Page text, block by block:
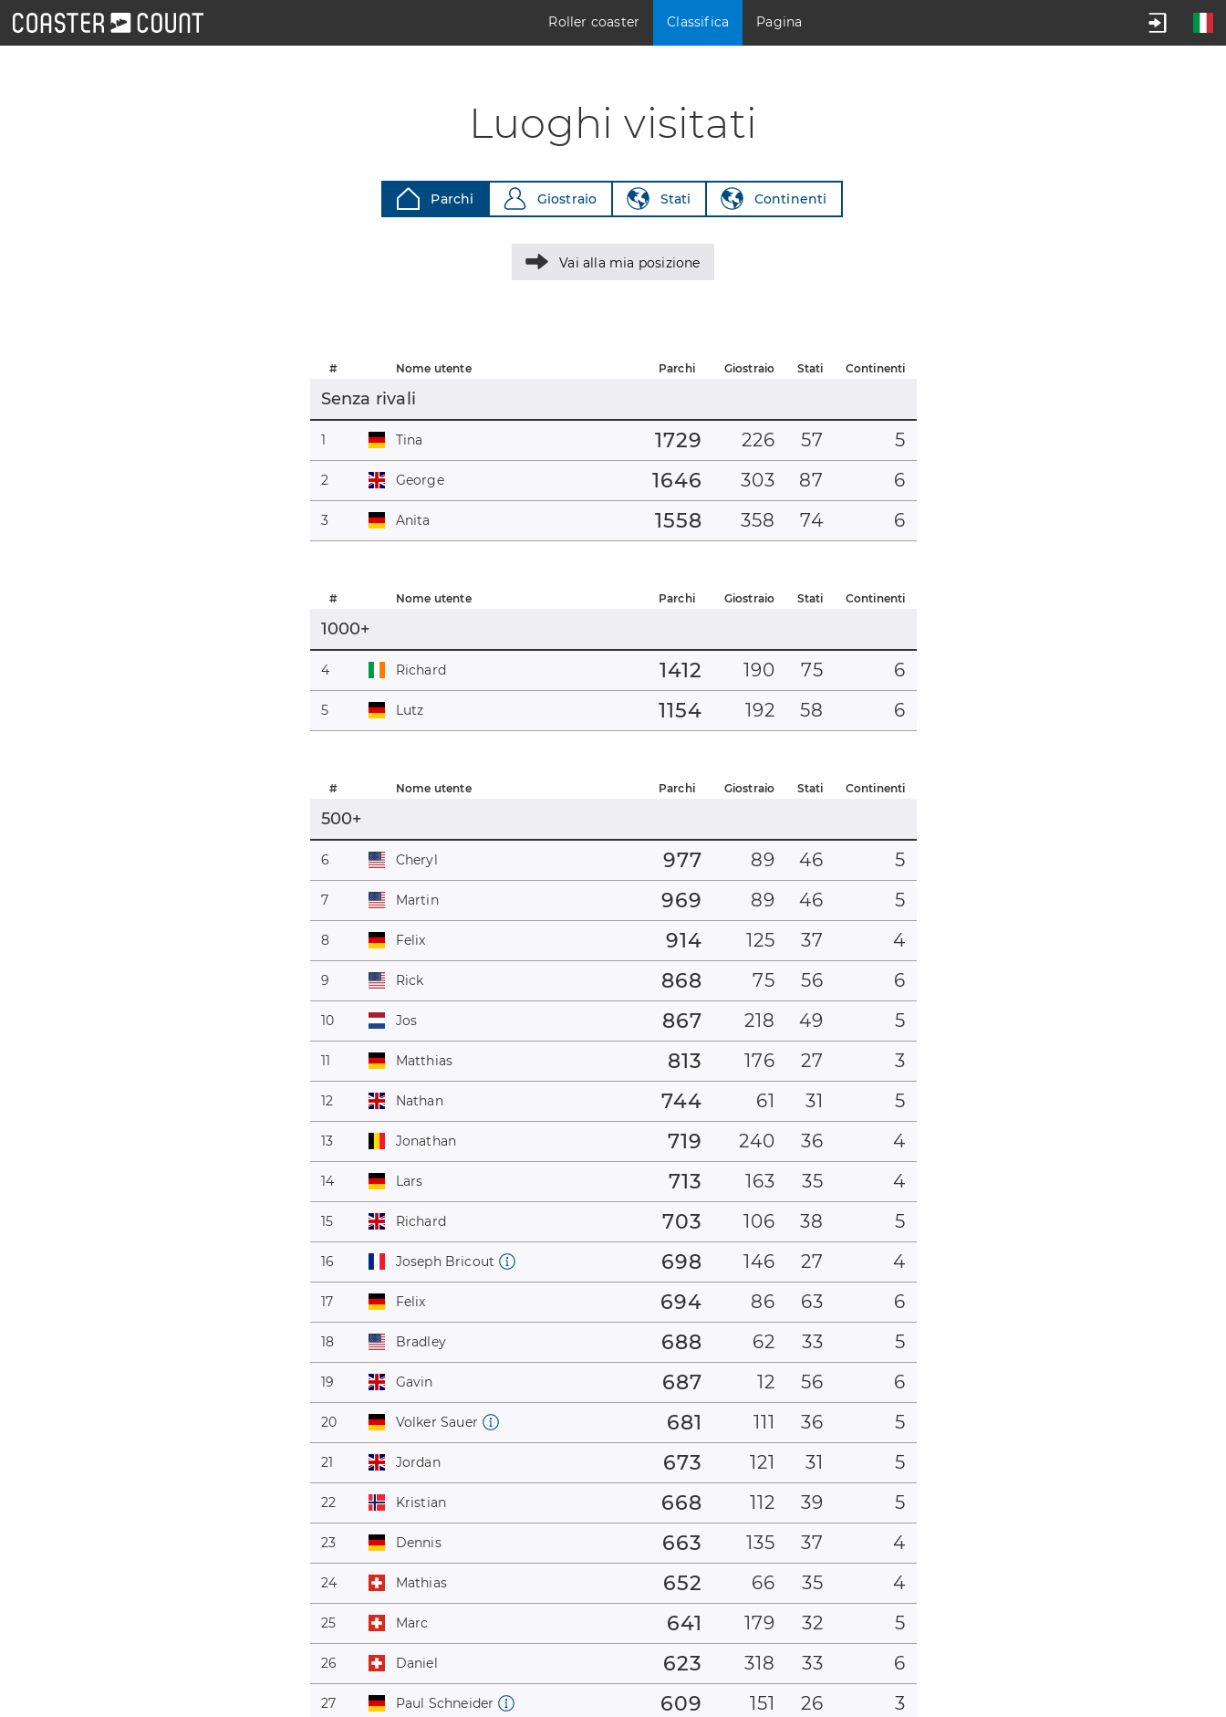
Roller coaster Classifica Pagina
Luoghi visitati
Parchi Giostraio Stati Continenti
Vai alla mia posizione
# Nome utente Parchi Giostraio Stati Continenti
Senza rivali
1 Tina 1729 226 57 5
2 George 1646 303 87 6
3 Anita 1558 358 74 6
# Nome utente Parchi Giostraio Stati Continenti
1000+
4 Richard 1412 190 75 6
5 Lutz 1154 192 58 6
# Nome utente Parchi Giostraio Stati Continenti
500+
6 Cheryl 977 89 46 5
7 Martin 969 89 46 5
8 Felix 914 125 37 4
9 Rick 868 75 56 6
10 Jos 867 218 49 5
11 Matthias 813 176 27 3
12 Nathan 744 61 31 5
13 Jonathan 719 240 36 4
14 Lars 713 163 35 4
15 Richard 703 106 38 5
16 Joseph Bricout 698 146 27 4
17 Felix 694 86 63 6
18 Bradley 688 62 33 5
19 Gavin 687 12 56 6
20 Volker Sauer 681 111 36 5
21 Jordan 673 121 31 5
22 Kristian 668 112 39 5
23 Dennis 663 135 37 4
24 Mathias 652 66 35 4
25 Marc 641 179 32 5
26 Daniel 623 318 33 6
27 Paul Schneider 609 151 26 3